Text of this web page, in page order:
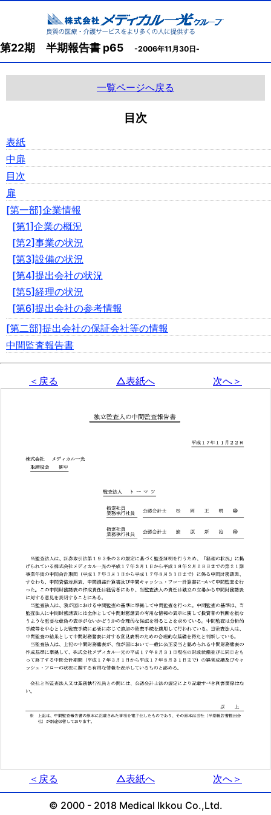
第22期 半期報告書 p65 -2006年11月30日-
一覧ページへ戻る
目次
表紙
中扉
目次
扉
[第一部]企業情報
[第1]企業の概況
[第2]事業の状況
[第3]設備の状況
[第4]提出会社の状況
[第5]経理の状況
[第6]提出会社の参考情報
[第二部]提出会社の保証会社等の情報
中間監査報告書
＜戻る △表紙へ 次へ＞
＜戻る △表紙へ 次へ＞
© 2000 - 2018 Medical Ikkou Co.,Ltd.